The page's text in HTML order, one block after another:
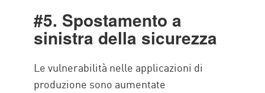
#5. Spostamento a
sinistra della sicurezza
Le vulnerabilità nelle applicazioni di
produzione sono aumentate